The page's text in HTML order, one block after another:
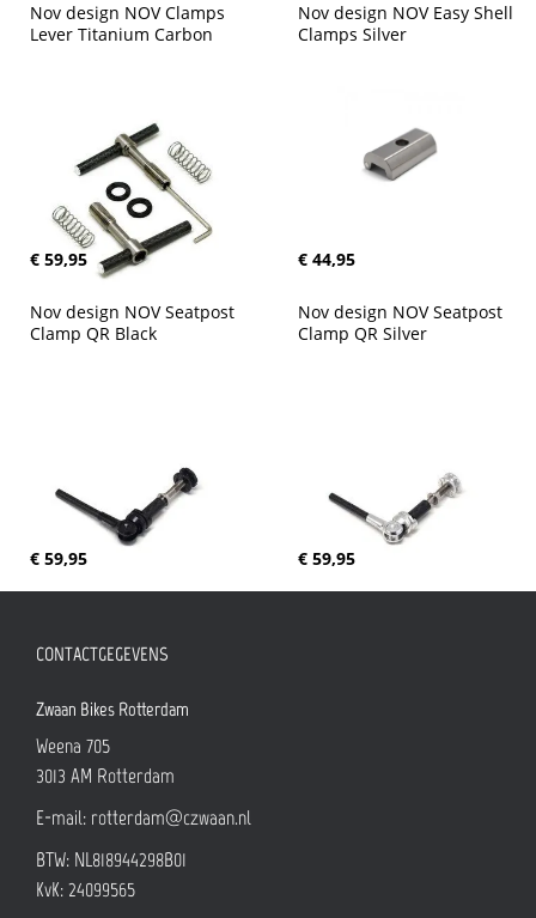
Nov design NOV Clamps
Lever Titanium Carbon
€ 59,95
Nov design NOV Easy Shell
Clamps Silver
€ 44,95
Nov design NOV Seatpost
Clamp QR Black
€ 59,95
Nov design NOV Seatpost
Clamp QR Silver
€ 59,95
CONTACTGEGEVENS
Zwaan Bikes Rotterdam
Weena 705
3013 AM Rotterdam
E-mail: rotterdam@czwaan.nl
BTW: NL818944298B01
KvK: 24099565